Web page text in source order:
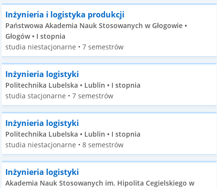
Inżynieria i logistyka produkcji
Państwowa Akademia Nauk Stosowanych w Głogowie •
Głogów • I stopnia
studia niestacjonarne • 7 semestrów
Inżynieria logistyki
Politechnika Lubelska • Lublin • I stopnia
studia stacjonarne • 7 semestrów
Inżynieria logistyki
Politechnika Lubelska • Lublin • I stopnia
studia niestacjonarne • 8 semestrów
Inżynieria logistyki
Akademia Nauk Stosowanych im. Hipolita Cegielskiego w